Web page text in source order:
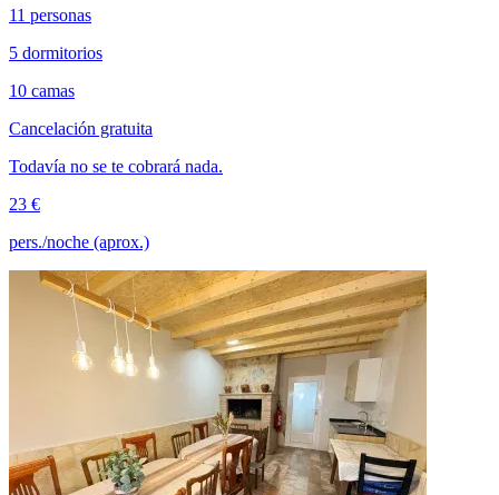
11 personas
5 dormitorios
10 camas
Cancelación gratuita
Todavía no se te cobrará nada.
23 €
pers./noche (aprox.)